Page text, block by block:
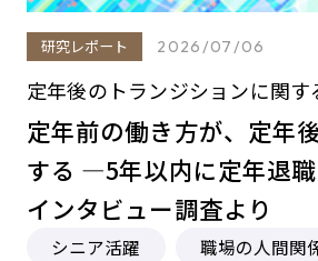
研究レポート 2026/07/06
定年後のトランジションに関す
定年前の働き方が、定年
する ―5年以内に定年退
インタビュー調査より
シニア活躍 職場の人間関